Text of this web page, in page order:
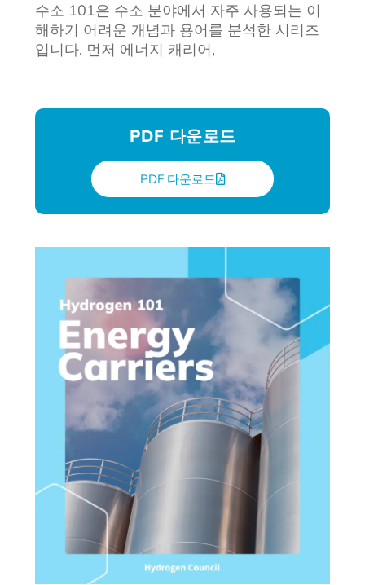
수소 101은 수소 분야에서 자주 사용되는 이
해하기 어려운 개념과 용어를 분석한 시리즈
입니다. 먼저 에너지 캐리어,
PDF 다운로드
PDF 다운로드